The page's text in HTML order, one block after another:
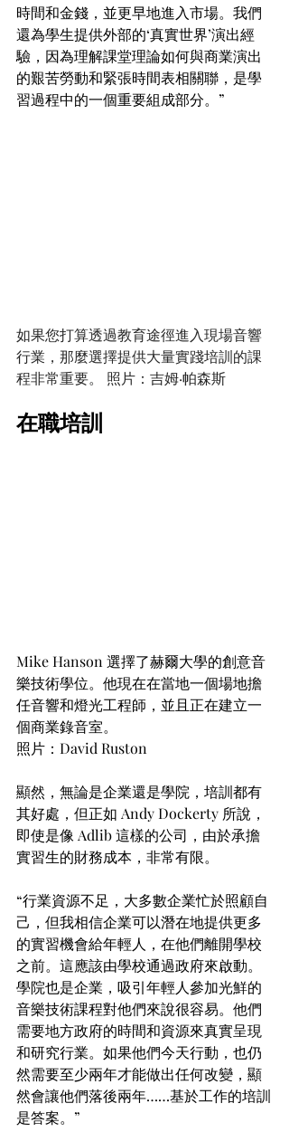
時間和金錢，並更早地進入市場。我們
還為學生提供外部的‘真實世界’演出經
驗，因為理解課堂理論如何與商業演出
的艱苦勞動和緊張時間表相關聯，是學
習過程中的一個重要組成部分。”
如果您打算透過教育途徑進入現場音響
行業，那麼選擇提供大量實踐培訓的課
程非常重要。 照片：吉姆·帕森斯
在職培訓
Mike Hanson 選擇了赫爾大學的創意音
樂技術學位。他現在在當地一個場地擔
任音響和燈光工程師，並且正在建立一
個商業錄音室。
照片：David Ruston
顯然，無論是企業還是學院，培訓都有
其好處，但正如 Andy Dockerty 所說，
即使是像 Adlib 這樣的公司，由於承擔
實習生的財務成本，非常有限。
“行業資源不足，大多數企業忙於照顧自
己，但我相信企業可以潛在地提供更多
的實習機會給年輕人，在他們離開學校
之前。這應該由學校通過政府來啟動。
學院也是企業，吸引年輕人參加光鮮的
音樂技術課程對他們來說很容易。他們
需要地方政府的時間和資源來真實呈現
和研究行業。如果他們今天行動，也仍
然需要至少兩年才能做出任何改變，顯
然會讓他們落後兩年……基於工作的培訓
是答案。”